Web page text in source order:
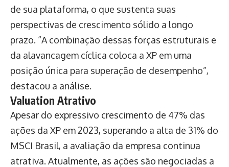
de sua plataforma, o que sustenta suas
perspectivas de crescimento sólido a longo
prazo. “A combinação dessas forças estruturais e
da alavancagem cíclica coloca a XP em uma
posição única para superação de desempenho”,
destacou a análise.
Valuation Atrativo
Apesar do expressivo crescimento de 47% das
ações da XP em 2023, superando a alta de 31% do
MSCI Brasil, a avaliação da empresa continua
atrativa. Atualmente, as ações são negociadas a